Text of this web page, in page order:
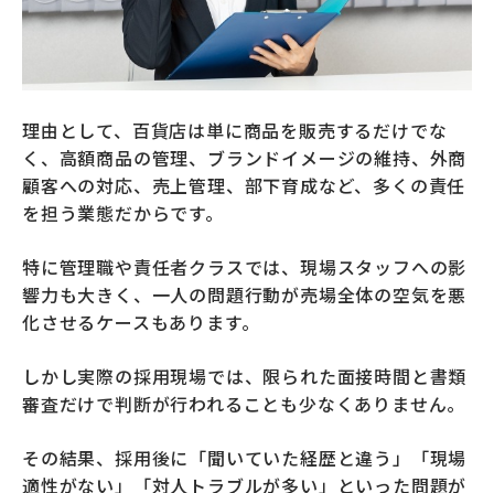
理由として、百貨店は単に商品を販売するだけでな
く、高額商品の管理、ブランドイメージの維持、外商
顧客への対応、売上管理、部下育成など、多くの責任
を担う業態だからです。
特に管理職や責任者クラスでは、現場スタッフへの影
響力も大きく、一人の問題行動が売場全体の空気を悪
化させるケースもあります。
しかし実際の採用現場では、限られた面接時間と書類
審査だけで判断が行われることも少なくありません。
その結果、採用後に「聞いていた経歴と違う」「現場
適性がない」「対人トラブルが多い」といった問題が